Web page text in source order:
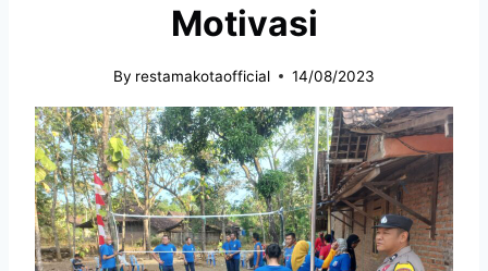
Motivasi
By restamakotaofficial 14/08/2023